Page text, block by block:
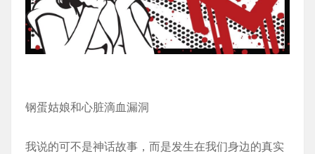
钢蛋姑娘和心脏滴血漏洞
我说的可不是神话故事，而是发生在我们身边的真实